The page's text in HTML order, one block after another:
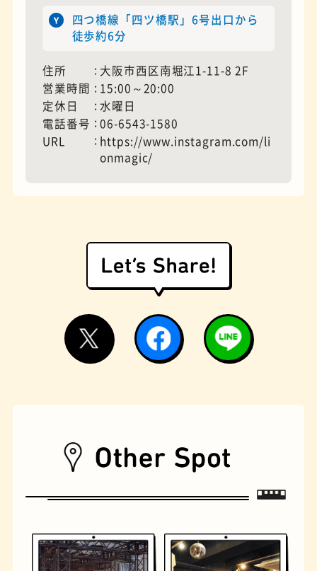
四つ橋線「四ツ橋駅」6号出口から
徒歩約6分
住所
大阪市西区南堀江1-11-8 2F
営業時間
15:00～20:00
定休日
水曜日
電話番号
06-6543-1580
URL
https://www.instagram.com/li
onmagic/